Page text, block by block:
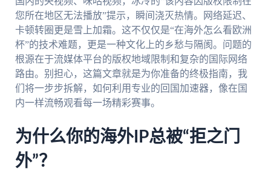
您所在地区无法播放”提示，瞬间浇灭热情。网络延迟、
卡顿转圈更是雪上加霜。这不仅仅是“在海外怎么看欧洲
杯”的技术难题，更是一种文化上的乡愁与隔阂。问题的
根源在于流媒体平台的版权地域限制和复杂的国际网络
路由。别担心，这篇文章就是为你准备的终极指南，我
们将一步步拆解，如何利用专业的回国加速器，像在国
内一样流畅观看每一场精彩赛事。
为什么你的海外IP总被“拒之门
外”？